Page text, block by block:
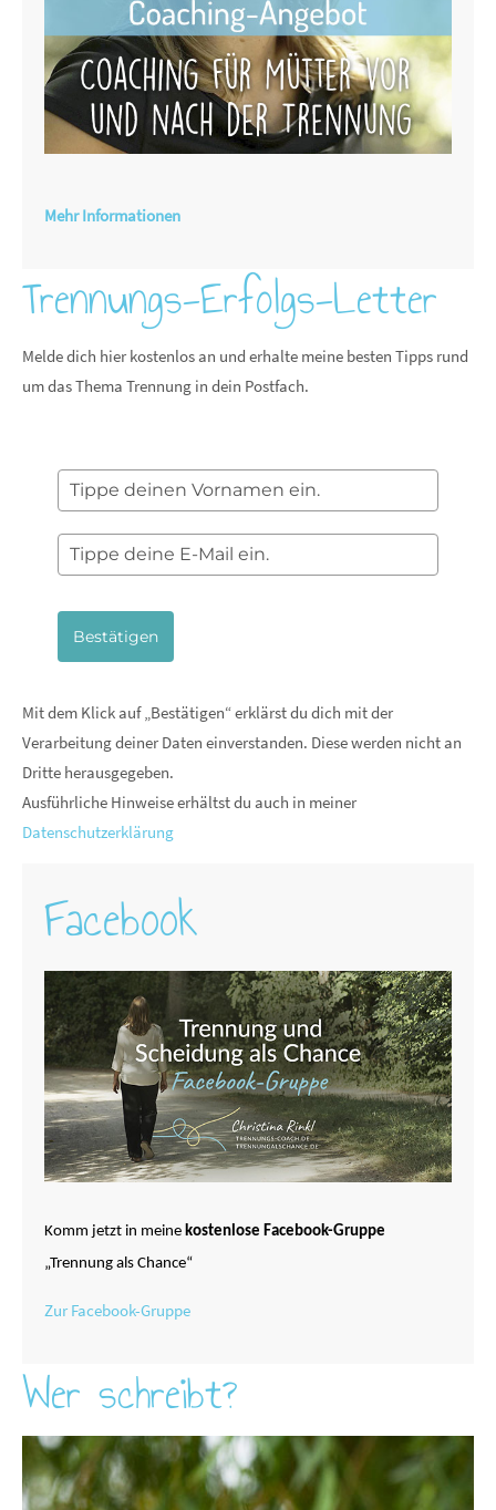
Mehr Informationen
Trennungs-Erfolgs-Letter
Melde dich hier kostenlos an und erhalte meine besten Tipps rund
um das Thema Trennung in dein Postfach.
Bestätigen
Mit dem Klick auf „Bestätigen“ erklärst du dich mit der
Verarbeitung deiner Daten einverstanden. Diese werden nicht an
Dritte herausgegeben.
Ausführliche Hinweise erhältst du auch in meiner
Datenschutzerklärung
Facebook
Komm jetzt in meine kostenlose Facebook-Gruppe
„Trennung als Chance“
Zur Facebook-Gruppe
Wer schreibt?